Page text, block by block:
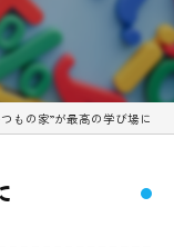
つもの家”が最高の学び場に